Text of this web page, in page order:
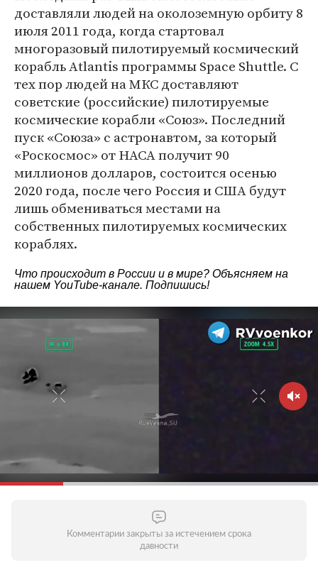
доставляли людей на околоземную орбиту 8
июля 2011 года, когда стартовал
многоразовый пилотируемый космический
корабль Atlantis программы Space Shuttle. С
тех пор людей на МКС доставляют
советские (российские) пилотируемые
космические корабли «Союз». Последний
пуск «Союза» с астронавтом, за который
«Роскосмос» от НАСА получит 90
миллионов долларов, состоится осенью
2020 года, после чего Россия и США будут
лишь обмениваться местами на
собственных пилотируемых космических
кораблях.
Что происходит в России и в мире? Объясняем на
нашем YouTube-канале. Подпишись!
Комментарии закрыты за истечением срока
давности